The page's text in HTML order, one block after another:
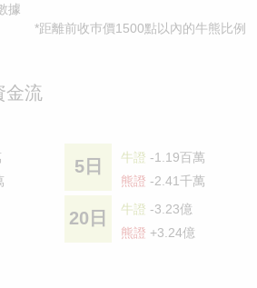
據
*距離前收巿價1500點以內的牛熊比例
金流
5日 牛證 -1.19百萬
熊證 -2.41千萬
20日 牛證 -3.23億
熊證 +3.24億